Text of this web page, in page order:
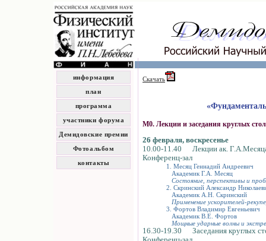
информация
план
программа
участники форума
Демидовские премии
Фотоальбом
контакты
Скачать
М0. Лекции и заседания круглых
26 февраля, воскресенье
10.00-11.40 Лекции ак.
Конференц-зал
1. Месяц Геннадий Андреевич
Академик Г.А. Месяц
Состояние, перспективы и
2. Скринский Александр
Академик А.Н. Скринский
Применение ускорителей-
3. Фортов Владимир Евгеньевич
Академик В.Е. Фортов
Мощные ударные волны и
16.30-19.30 Заседания круглых